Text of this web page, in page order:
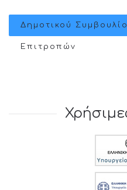
Δημοτικού
Επιτροπών